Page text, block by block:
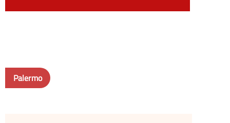
Palermo